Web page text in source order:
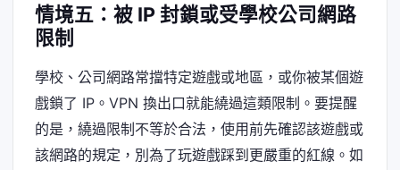
情境五：被 IP 封鎖或受學校公司網路
限制
學校、公司網路常擋特定遊戲或地區，或你被某個遊
戲鎖了 IP。VPN 換出口就能繞過這類限制。要提醒
的是，繞過限制不等於合法，使用前先確認該遊戲或
該網路的規定，別為了玩遊戲踩到更嚴重的紅線。如